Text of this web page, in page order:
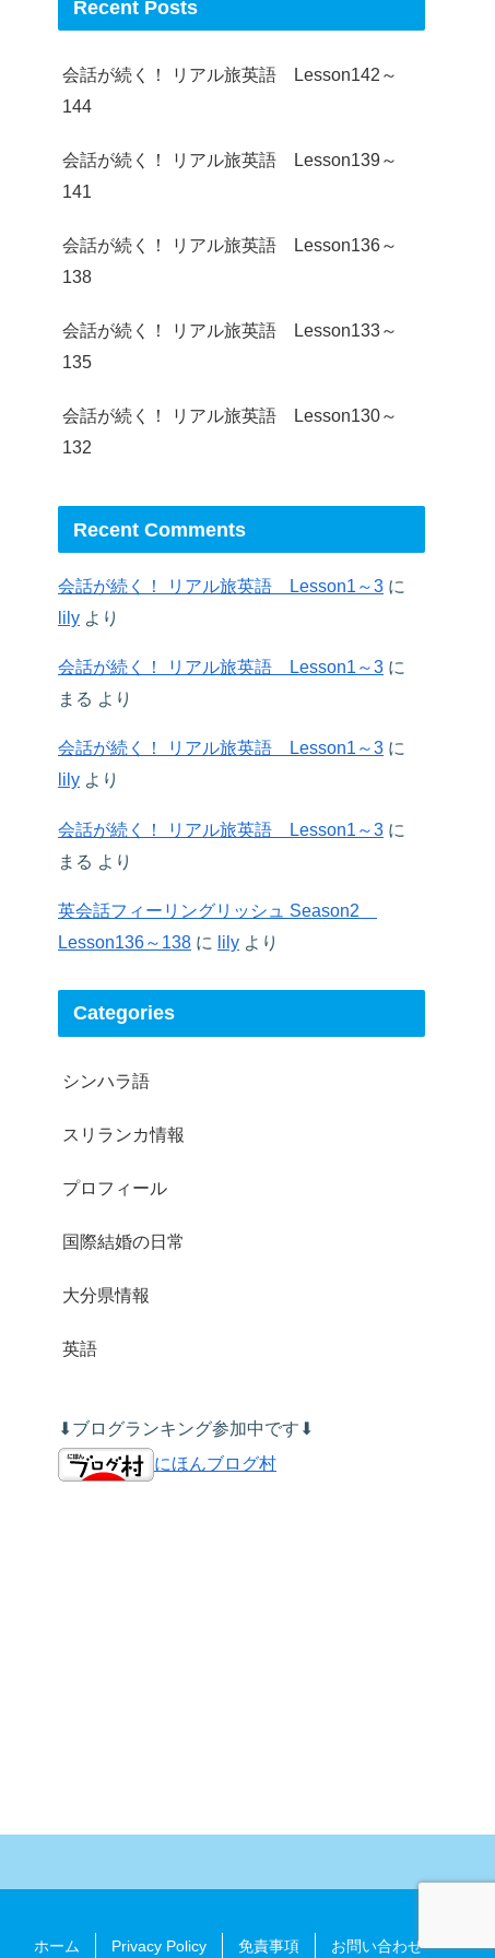
Recent Posts
会話が続く！ リアル旅英語 Lesson142～
144
会話が続く！ リアル旅英語 Lesson139～
141
会話が続く！ リアル旅英語 Lesson136～
138
会話が続く！ リアル旅英語 Lesson133～
135
会話が続く！ リアル旅英語 Lesson130～
132
Recent Comments
会話が続く！ リアル旅英語 Lesson1～3 に
lily より
会話が続く！ リアル旅英語 Lesson1～3 に
まる より
会話が続く！ リアル旅英語 Lesson1～3 に
lily より
会話が続く！ リアル旅英語 Lesson1～3 に
まる より
英会話フィーリングリッシュ Season2
Lesson136～138 に lily より
Categories
シンハラ語
スリランカ情報
プロフィール
国際結婚の日常
大分県情報
英語
⬇︎ブログランキング参加中です⬇︎
にほんブログ村
ホーム Privacy Policy 免責事項 お問い合わせ